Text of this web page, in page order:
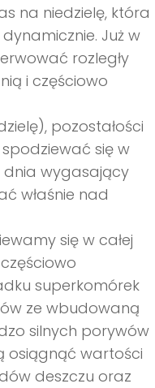
na niedzielę, która
Już w
rozległy
i częściowo
pozostałości
się w
dnia wygasający
właśnie nad
się w całej
superkomórek
ze wbudowaną
silnych porywów
osiągnąć wartości
deszczu oraz